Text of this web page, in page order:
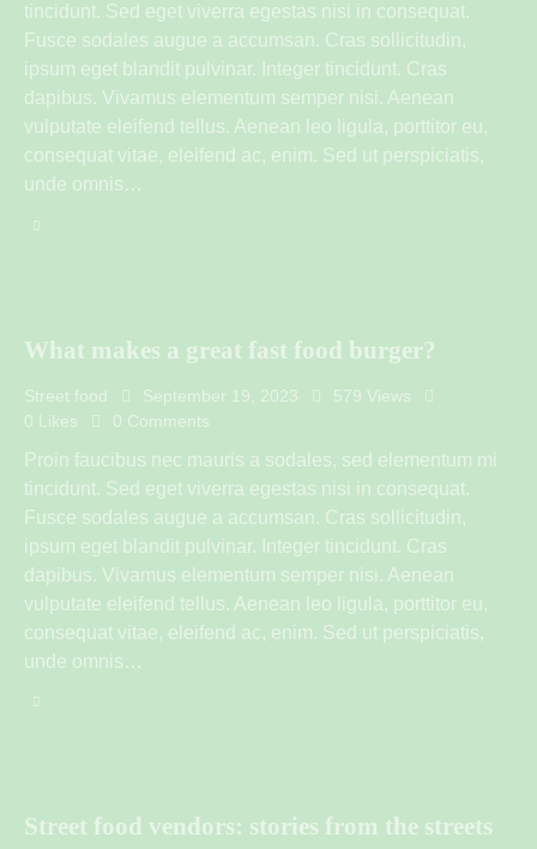
tincidunt. Sed eget viverra egestas nisi in consequat.
Fusce sodales augue a accumsan. Cras sollicitudin,
ipsum eget blandit pulvinar. Integer tincidunt. Cras
dapibus. Vivamus elementum semper nisi. Aenean
vulputate eleifend tellus. Aenean leo ligula, porttitor eu,
consequat vitae, eleifend ac, enim. Sed ut perspiciatis,
unde omnis…
What makes a great fast food burger?
Street food September 19, 2023 579 Views
0 Likes 0 Comments
Proin faucibus nec mauris a sodales, sed elementum mi
tincidunt. Sed eget viverra egestas nisi in consequat.
Fusce sodales augue a accumsan. Cras sollicitudin,
ipsum eget blandit pulvinar. Integer tincidunt. Cras
dapibus. Vivamus elementum semper nisi. Aenean
vulputate eleifend tellus. Aenean leo ligula, porttitor eu,
consequat vitae, eleifend ac, enim. Sed ut perspiciatis,
unde omnis…
Street food vendors: stories from the streets